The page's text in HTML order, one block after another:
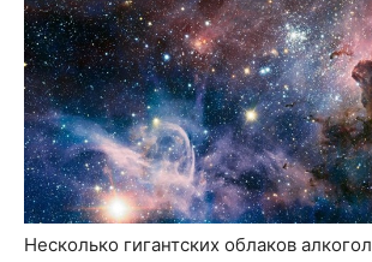
Несколько гигантских облаков